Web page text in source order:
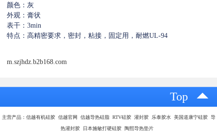
颜色：灰
外观：膏状
表干：3min
特点：高精密要求，密封，粘接，固定用，耐燃UL-94
m.szjhdz.b2b168.com
Top
主营产品：信越有机硅胶 信越官网 信越导热硅脂 RTV硅胶 灌封胶 乐泰胶水 美国道康宁硅胶 导
热灌封胶 日本施敏打硬硅胶 陶熙导热垫片